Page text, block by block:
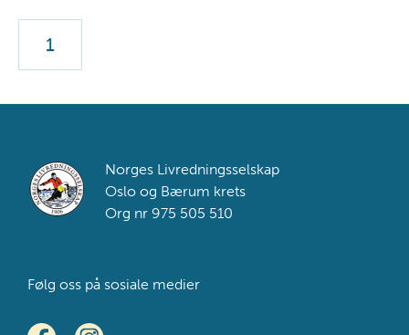
prøve
25.
antall
Footer
Norges Livredningsselskap
Oslo og Bærum krets
Org nr 975 505 510
Følg oss på sosiale medier